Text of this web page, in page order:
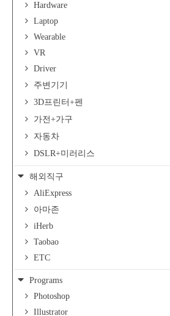
Hardware
Laptop
Wearable
VR
Driver
주변기기
3D프린터+펜
가전+가구
자동차
DSLR+미러리스
해외직구
AliExpress
아마존
iHerb
Taobao
ETC
Programs
Photoshop
Illustrator